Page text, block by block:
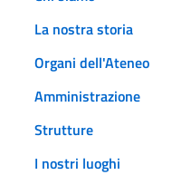
La nostra storia
Organi dell'Ateneo
Amministrazione
Strutture
I nostri luoghi